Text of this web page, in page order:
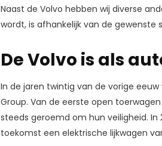
Naast de Volvo hebben wij diverse
wordt, is afhankelijk van de gewenste
De Volvo is als
In de jaren twintig van de vorige
Group. Van de eerste open
steeds geroemd om hun veiligheid. In
toekomst een elektrische lijkwagen